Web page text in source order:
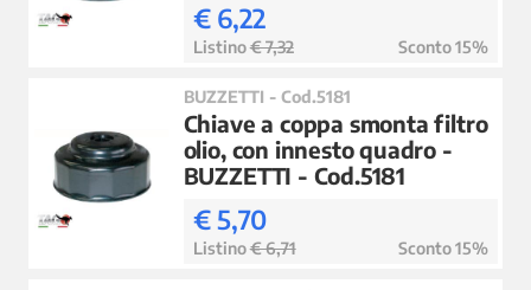
€ 6,22
Listino€ 7,32 Sconto 15%
BUZZETTI - Cod.5181
Chiave a coppa smonta filtro
olio, con innesto quadro -
BUZZETTI - Cod.5181
€ 5,70
Listino€ 6,71 Sconto 15%